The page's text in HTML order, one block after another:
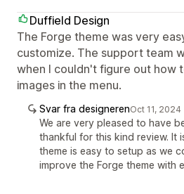
Duffield Design
The Forge theme was very
customize. The support team
when I couldn't figure out how
images in the menu.
Svar fra designerenOct 11, 2024
We are very pleased to have
thankful for this kind review. It
theme is easy to setup as we
improve the Forge theme with